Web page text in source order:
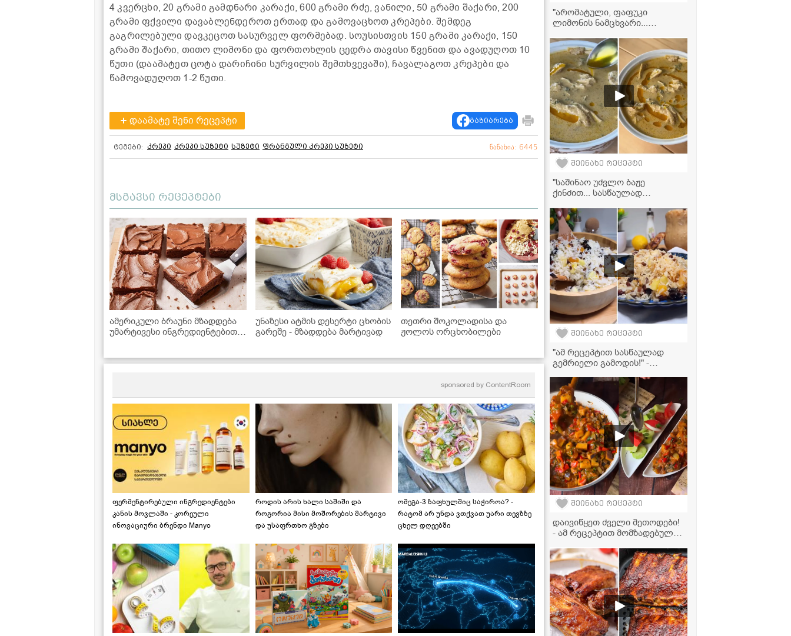
4 კვერცხი, 20 გრამი გამდნარი კარაქი, 600 გრამი რძე, ვანილი, 50 გრამი შაქარი, 200
გრამი ფქვილი დავაბლენდეროთ ერთად და გამოვაცხოთ კრეპები. შემდეგ
გაგრილებული დავკეცოთ სასურველ ფორმებად. სოუსისთვის 150 გრამი კარაქი, 150
გრამი შაქარი, თითო ლიმონი და ფორთოხლის ცედრა თავისი წვენით და ავადუღოთ 10
წუთი (დაამატეთ ცოტა დარიჩინი სურვილის შემთხვევაში), ჩავალაგოთ კრეპები და
წამოვადუღოთ 1-2 წუთი.
დაამატე შენი რეცეპტი გაზიარება
ტეგები: კრეპი კრეპი სუზეტი სუზეტი ფრანგული კრეპი სუზეტი ნანახია: 6445
მსგავსი რეცეპტები
ამერიკული ბრაუნი მზადდება
უმარტივესი ინგრედიენტებით,
უნაზესი ატმის დესერტი ცხობის
გარეშე - მზადდება მარტივად
თეთრი შოკოლადისა და
ჟოლოს ორცხობილები
sponsored by ContentRoom
ფერმენტირებული ინგრედიენტები
კანის მოვლაში - კორეული
ინოვაციური ბრენდი Manyo
როდის არის ხალი საშიში და
როგორია მისი მოშორების მარტივი
და უსაფრთხო გზები
ომეგა-3 ზაფხულშიც საჭიროა? -
რატომ არ უნდა ვთქვათ უარი თევზზე
ცხელ დღეებში
"არომატული, ფაფუკი
ლიმონის ნამცხვარი...
გემრიელი დესერტი!" -
ვიდეორეცეპტი
შეინახე რეცეპტი
"საშინაო უძვლო ბაჟე
ქინძით... სასწაულად
აუცილებლად სცადეთ ამ
რეცეტპით" - მკითხველის
ვიდეორეცეპტი
შეინახე რეცეპტი
"ამ რეცეპტით სასწაულად
გემრიელი გამოდის!" -
ბრინჯითა და ჩირეულით
შეინახე რეცეპტი
დაივიწყეთ ძველი მეთოდები!
- ამ რეცეპტით მომზადებული
წვნიანი და გემრიელი
გამოდის